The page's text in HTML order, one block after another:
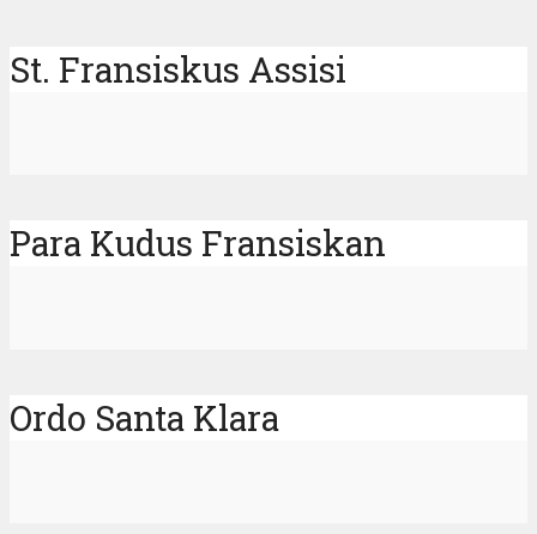
St. Fransiskus Assisi
Para Kudus Fransiskan
Ordo Santa Klara